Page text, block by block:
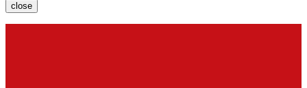
close